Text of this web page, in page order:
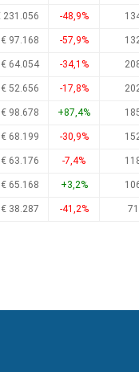
231.056 -48,9%
€ 97.168 -57,9%
€ 64.054 -34,1%
€ 52.656 -17,8%
€ 98.678 +87,4%
€ 68.199 -30,9%
€ 63.176 -7,4%
€ 65.168 +3,2%
€ 38.287 -41,2% 71